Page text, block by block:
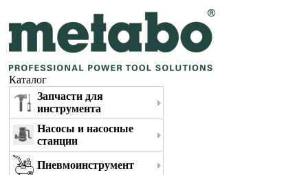
Каталог
Запчасти для
инструмента
Насосы и насосные
станции
Пневмоинструмент